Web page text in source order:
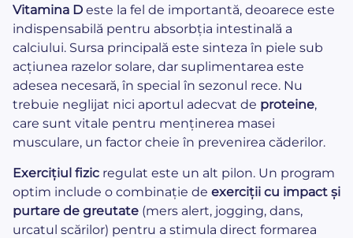
Vitamina D este la fel de importantă, deoarece este
indispensabilă pentru absorbția intestinală a
calciului. Sursa principală este sinteza în piele sub
acțiunea razelor solare, dar suplimentarea este
adesea necesară, în special în sezonul rece. Nu
trebuie neglijat nici aportul adecvat de proteine,
care sunt vitale pentru menținerea masei
musculare, un factor cheie în prevenirea căderilor.
Exercițiul fizic regulat este un alt pilon. Un program
optim include o combinație de exerciții cu impact și
purtare de greutate (mers alert, jogging, dans,
urcatul scărilor) pentru a stimula direct formarea